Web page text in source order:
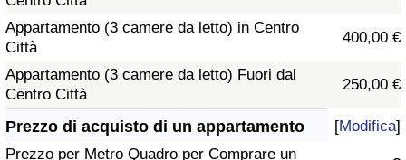
Appartamento (3 camere da letto) in Centro
Città
400,00 €
Appartamento (3 camere da letto) Fuori dal
Centro Città
250,00 €
Prezzo di acquisto di un appartamento [Modifica]
Prezzo per Metro Quadro per Comprare un